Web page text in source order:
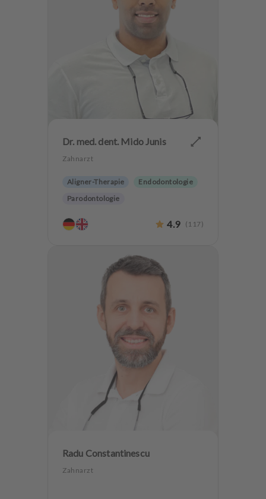
Dr. med. dent. Mido Junis
Zahnarzt
Aligner-Therapie
Endodontologie
Parodontologie
Hochwertiger Zahnersatz
Angstpatienten
4.9 ( 117 )
Radu Constantinescu
Zahnarzt